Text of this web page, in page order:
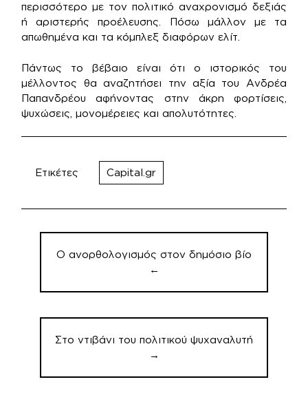
περισσότερο με τον πολιτικό αναχρονισμό δεξιάς
ή αριστερής προέλευσης. Πόσω μάλλον με τα
απωθημένα και τα κόμπλεξ διαφόρων ελίτ.
Πάντως το βέβαιο είναι ότι ο ιστορικός του
μέλλοντος θα αναζητήσει την αξία του Ανδρέα
Παπανδρέου αφήνοντας στην άκρη φορτίσεις,
ψυχώσεις, μονομέρειες και απολυτότητες.
Ετικέτες Capital.gr
Πλοήγηση
άρθρων
Ο ανορθολογισμός στον δημόσιο βίο
←
Στο ντιβάνι του πολιτικού ψυχαναλυτή
→